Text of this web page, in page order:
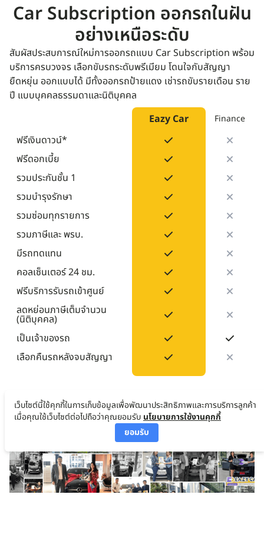
Car Subscription ออกรถในฝัน
อย่างเหนือระดับ
สัมผัสประสบการณ์ใหม่การออกรถแบบ Car Subscription พร้อม
บริการครบวงจร เลือกขับรถระดับพรีเมียม โดนใจกับสัญญา
ยืดหยุ่น ออกแบบได้ มีทั้งออกรถป้ายแดง เช่ารถขับรายเดือน ราย
ปี แบบบุคคลธรรมดาและนิติบุคคล
Eazy Car
Finance
ฟรีเงินดาวน์*
ฟรีดอกเบี้ย
รวมประกันชั้น 1
รวมบำรุงรักษา
รวมซ่อมทุกรายการ
รวมภาษีและ พรบ.
มีรถทดแทน
คอลเซ็นเตอร์ 24 ชม.
ฟรีบริการรับรถเข้าศูนย์
ลดหย่อนภาษีเต็มจำนวน
(นิติบุคคล)
เป็นเจ้าของรถ
เลือกคืนรถหลังจบสัญญา
ประสบการณ์จริง สู่ความรู้สึกดี ๆ
ที่อยากบอกต่อ
เว็บไซต์นี้ใช้คุกกี้ในการเก็บข้อมูลเพื่อพัฒนาประสิทธิภาพและการบริการลูกค้า
เมื่อคุณใช้เว็บไซต์ต่อไปถือว่าคุณยอมรับ นโยบายการใช้งานคุกกี้
ยอมรับ